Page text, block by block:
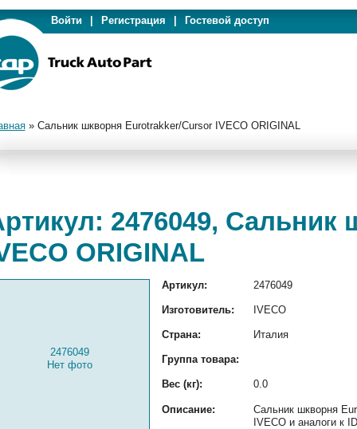
Войти Регистрация Гостевой доступ
» Сальник шкворня Eurotrakker/Cursor IVECO ORIGINAL
2476049,
ORIGINAL
2476049
Нет фото
Артикул: 2476049
Изготовитель: IVECO
Страна: Италия
Группа товара:
Вес (кг): 0.0
Описание:
Сальник шкворня
IVECO и аналоги к